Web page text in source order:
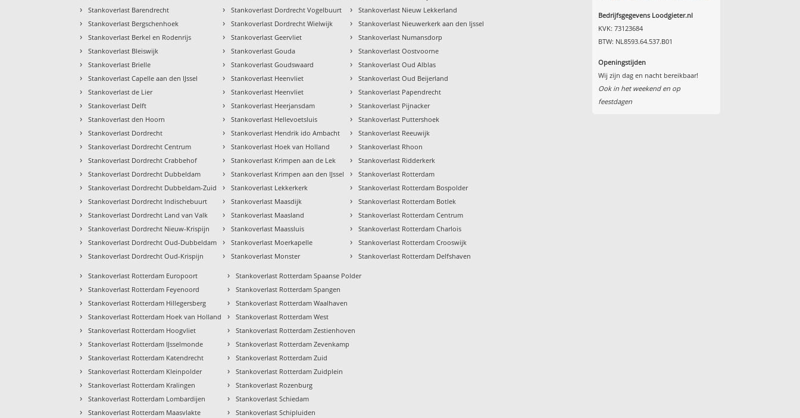
› Stankoverlast Barendrecht
› Stankoverlast Bergschenhoek
› Stankoverlast Berkel en Rodenrijs
› Stankoverlast Bleiswijk
› Stankoverlast Brielle
› Stankoverlast Capelle aan den IJssel
› Stankoverlast de Lier
› Stankoverlast Delft
› Stankoverlast den Hoorn
› Stankoverlast Dordrecht
› Stankoverlast Dordrecht Centrum
› Stankoverlast Dordrecht Crabbehof
› Stankoverlast Dordrecht Dubbeldam
› Stankoverlast Dordrecht Dubbeldam-Zuid
› Stankoverlast Dordrecht Indischebuurt
› Stankoverlast Dordrecht Land van Valk
› Stankoverlast Dordrecht Nieuw-Krispijn
› Stankoverlast Dordrecht Oud-Dubbeldam
› Stankoverlast Dordrecht Oud-Krispijn
› Stankoverlast Dordrecht Vogelbuurt
› Stankoverlast Dordrecht Wielwijk
› Stankoverlast Geervliet
› Stankoverlast Gouda
› Stankoverlast Goudswaard
› Stankoverlast Heenvliet
› Stankoverlast Heenvliet
› Stankoverlast Heerjansdam
› Stankoverlast Hellevoetsluis
› Stankoverlast Hendrik ido Ambacht
› Stankoverlast Hoek van Holland
› Stankoverlast Krimpen aan de Lek
› Stankoverlast Krimpen aan den IJssel
› Stankoverlast Lekkerkerk
› Stankoverlast Maasdijk
› Stankoverlast Maasland
› Stankoverlast Maassluis
› Stankoverlast Moerkapelle
› Stankoverlast Monster
› Stankoverlast Nieuw Lekkerland
› Stankoverlast Nieuwerkerk aan den Ijssel
› Stankoverlast Numansdorp
› Stankoverlast Oostvoorne
› Stankoverlast Oud Alblas
› Stankoverlast Oud Beijerland
› Stankoverlast Papendrecht
› Stankoverlast Pijnacker
› Stankoverlast Puttershoek
› Stankoverlast Reeuwijk
› Stankoverlast Rhoon
› Stankoverlast Ridderkerk
› Stankoverlast Rotterdam
› Stankoverlast Rotterdam Bospolder
› Stankoverlast Rotterdam Botlek
› Stankoverlast Rotterdam Centrum
› Stankoverlast Rotterdam Charlois
› Stankoverlast Rotterdam Crooswijk
› Stankoverlast Rotterdam Delfshaven
› Stankoverlast Rotterdam Europoort
› Stankoverlast Rotterdam Feyenoord
› Stankoverlast Rotterdam Hillegersberg
› Stankoverlast Rotterdam Hoek van Holland
› Stankoverlast Rotterdam Hoogvliet
› Stankoverlast Rotterdam IJsselmonde
› Stankoverlast Rotterdam Katendrecht
› Stankoverlast Rotterdam Kleinpolder
› Stankoverlast Rotterdam Kralingen
› Stankoverlast Rotterdam Lombardijen
› Stankoverlast Rotterdam Maasvlakte
› Stankoverlast Rotterdam Spaanse Polder
› Stankoverlast Rotterdam Spangen
› Stankoverlast Rotterdam Waalhaven
› Stankoverlast Rotterdam West
› Stankoverlast Rotterdam Zestienhoven
› Stankoverlast Rotterdam Zevenkamp
› Stankoverlast Rotterdam Zuid
› Stankoverlast Rotterdam Zuidplein
› Stankoverlast Rozenburg
› Stankoverlast Schiedam
› Stankoverlast Schipluiden
Bedrijfsgegevens Loodgieter.nl
KVK: 73123684
BTW: NL8593.64.537.B01
Openingstijden
Wij zijn dag en nacht bereikbaar!
Ook in het weekend en op
feestdagen